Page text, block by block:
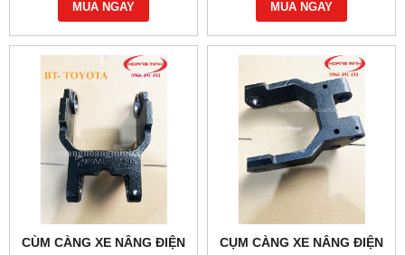
MUA NGAY MUA NGAY
CÙM CÀNG XE NÂNG ĐIỆN
CỤM CÀNG XE NÂNG ĐIỆN